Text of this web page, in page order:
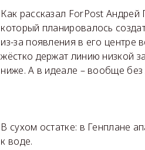
Как рассказал ForPost
который планировалось
из-за появления в его центре
жёстко держат линию низкой
ниже. А в идеале – вообще без
В сухом остатке: в Генплане
к воде.